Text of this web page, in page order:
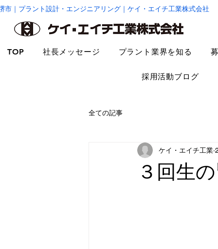
市｜プラント設計・エンジニアリング｜ケイ・エイチ工業株式会社
TOP 社長メッセージ プラント業界を知る
採用活動ブログ
全ての記事
３回生
ケイ・エイチ工業